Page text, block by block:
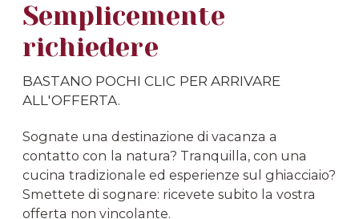
Semplicemente
richiedere
BASTANO POCHI CLIC PER ARRIVARE
ALL'OFFERTA.
Sognate una destinazione di vacanza a
contatto con la natura? Tranquilla, con una
cucina tradizionale ed esperienze sul ghiacciaio?
Smettete di sognare: ricevete subito la vostra
offerta non vincolante.